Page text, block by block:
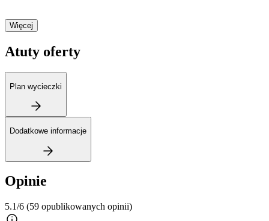
Więcej
Atuty oferty
Plan wycieczki
Dodatkowe informacje
Opinie
5.1/6 (59 opublikowanych opinii)